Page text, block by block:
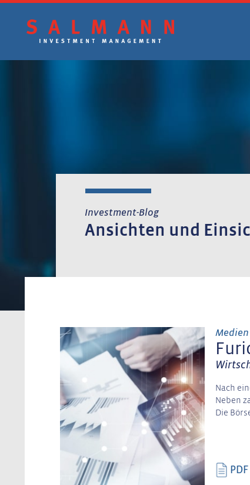
Inhalt
springen
Investment-Blog
Ansichten und
Medien
Nach
Neben
Die